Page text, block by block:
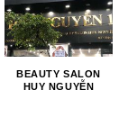
BEAUTY SALON
HUY NGUYỄN